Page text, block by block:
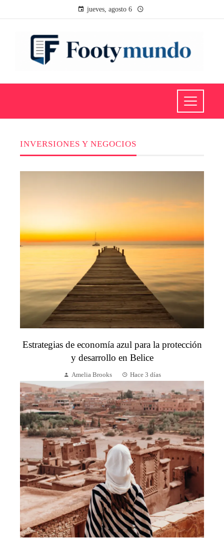
jueves, agosto 6
INVERSIONES Y NEGOCIOS
Estrategias de economía azul para la protección
y desarrollo en Belice
Amelia Brooks Hace 3 días